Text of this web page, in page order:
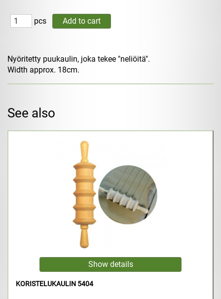
pcs
Nyöritetty puukaulin, joka tekee "neliöitä".
Width approx. 18cm.
See also
KORISTELUKAULIN 5404